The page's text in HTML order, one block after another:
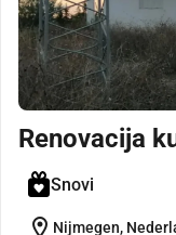
Renovacija
Snovi
location_on Nijmegen,